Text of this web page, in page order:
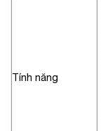
Tính năng